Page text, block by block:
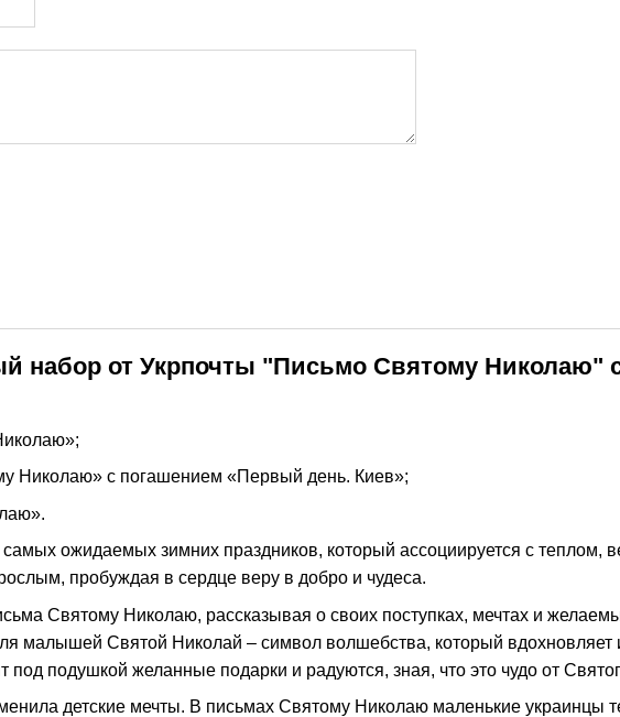
набор от Укрпочты "Письмо Святому Николаю"
Николаю» с погашением «Первый день. Киев»;
ожидаемых зимних праздников, который ассоциируется с теплом,
пробуждая в сердце веру в добро и чудеса.
Святому Николаю, рассказывая о своих поступках, мечтах и
малышей Святой Николай – символ волшебства, который
под подушкой желанные подарки и радуются, зная, что это чудо от
детские мечты. В письмах Святому Николаю маленькие украинцы